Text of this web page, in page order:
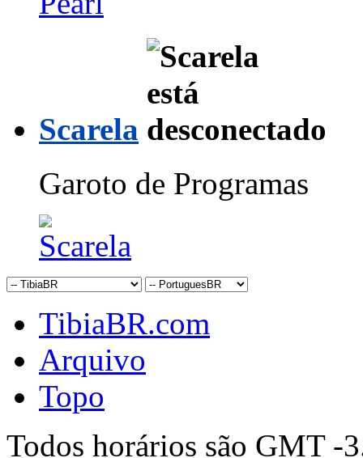
Scarela
Garoto de Programas
TibiaBR.com
Arquivo
Topo
Todos horários são GMT -